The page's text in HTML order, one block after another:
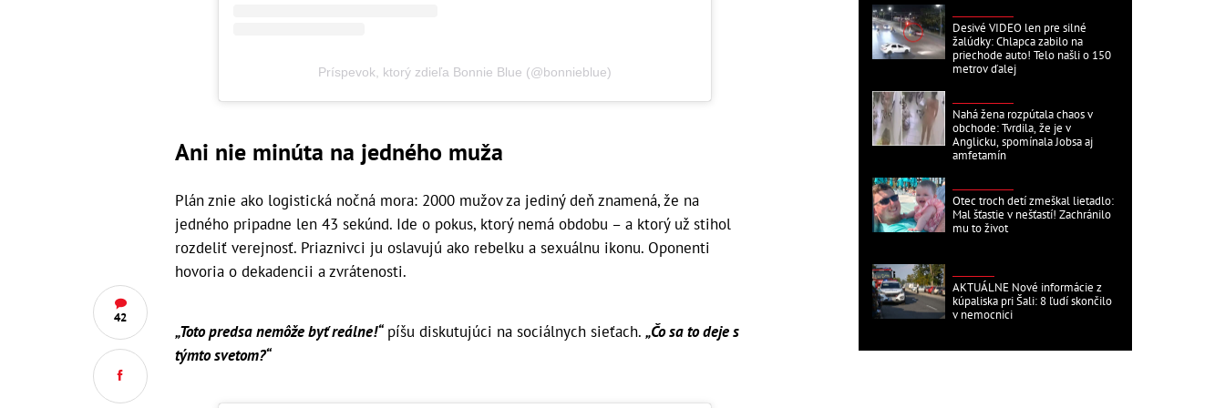
42
Príspevok, ktorý zdieľa Bonnie Blue (@bonnieblue)
Ani nie minúta na jedného muža
Plán znie ako logistická nočná mora: 2000 mužov za jediný deň znamená, že na
jedného pripadne len 43 sekúnd. Ide o pokus, ktorý nemá obdobu – a ktorý už stihol
rozdeliť verejnosť. Priaznivci ju oslavujú ako rebelku a sexuálnu ikonu. Oponenti
hovoria o dekadencii a zvrátenosti.
„Toto predsa nemôže byť reálne!“píšu diskutujúci na sociálnych sieťach. „Čo sa to deje s
týmto svetom?“
Desivé VIDEO len pre silné
žalúdky: Chlapca zabilo na
priechode auto! Telo našli o 150
metrov ďalej
Nahá žena rozpútala chaos v
obchode: Tvrdila, že je v
Anglicku, spomínala Jobsa aj
amfetamín
Otec troch detí zmeškal lietadlo:
Mal šťastie v nešťastí! Zachránilo
mu to život
AKTUÁLNE Nové informácie z
kúpaliska pri Šali: 8 ľudí skončilo
v nemocnici